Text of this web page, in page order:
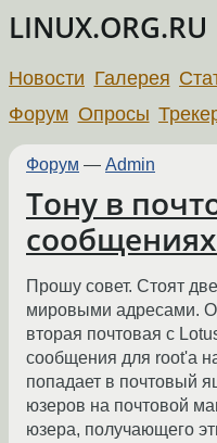
LINUX.ORG.RU
Новости Галерея
Форум Опросы
Форум — Admin
Тону в
Прошу совет. Стоят
мировыми адресами.
вторая почтовая с
сообщения для root'а
попадает в почтовый
юзеров на почтовой
юзера, получающего